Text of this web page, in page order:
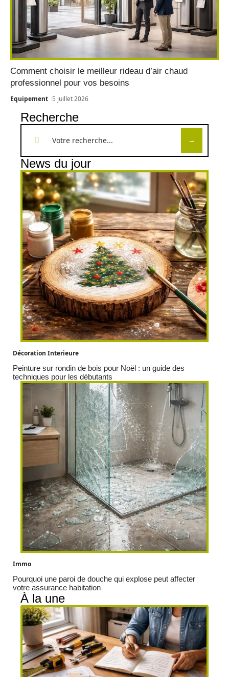
Comment choisir le meilleur rideau d’air chaud
professionnel pour vos besoins
Equipement 5 juillet 2026
Recherche
News du jour
Décoration Interieure
Peinture sur rondin de bois pour Noël : un guide des
techniques pour les débutants
Immo
Pourquoi une paroi de douche qui explose peut affecter
votre assurance habitation
À la une